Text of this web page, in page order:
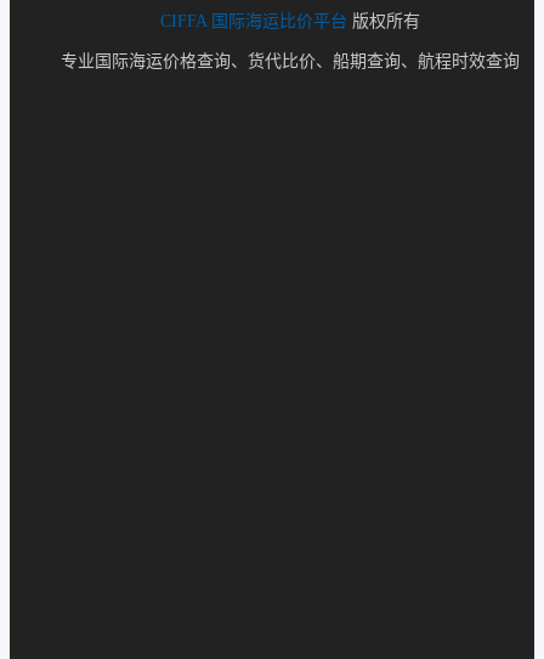
CIFFA 国际海运比价平台 版权所有
专业国际海运价格查询、货代比价、船期查询、航程时效查询